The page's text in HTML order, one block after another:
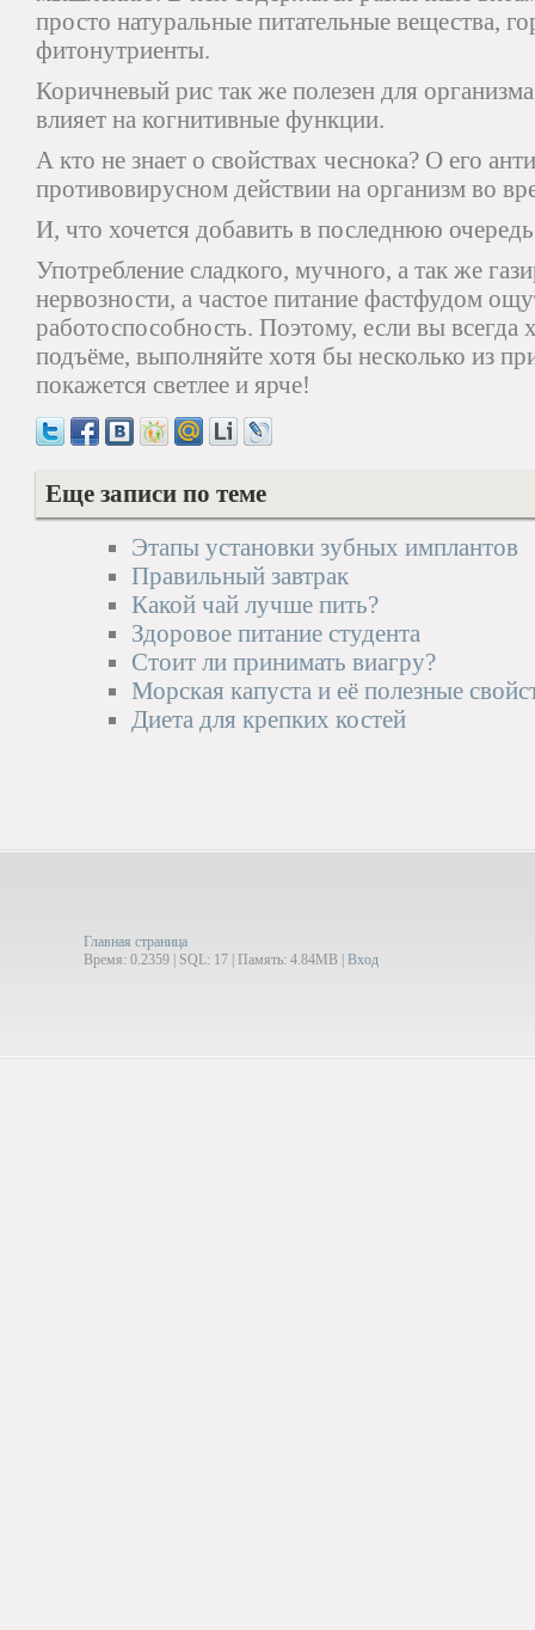
просто натуральные питательные вещества,
фитонутриенты.
Коричневый рис так же полезен для
влияет на когнитивные функции.
А кто не знает о свойствах чеснока? О его
противовирусном действии на организм во
И, что хочется добавить в последнюю
Употребление сладкого, мучного, а так же
нервозности, а частое питание фастфудом
работоспособность. Поэтому, если вы всегда
подъёме, выполняйте хотя бы несколько из
покажется светлее и ярче!
Еще записи по теме
Этапы установки зубных имплантов
Правильный завтрак
Какой чай лучше пить?
Здоровое питание студента
Стоит ли принимать виагру?
Морская капуста и её полезные
Диета для крепких костей
Главная страница
Время: 0.2359 | SQL: 17 | Память: 4.84MB Вход